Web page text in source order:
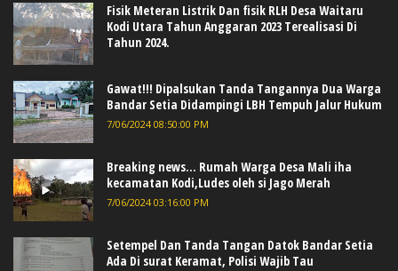
Fisik Meteran Listrik Dan fisik RLH Desa Waitaru
Kodi Utara Tahun Anggaran 2023 Terealisasi Di
Tahun 2024.
Gawat!!! Dipalsukan Tanda Tangannya Dua Warga
Bandar Setia Didampingi LBH Tempuh Jalur Hukum
7/06/2024 08:50:00 PM
Breaking news... Rumah Warga Desa Mali iha
kecamatan Kodi,Ludes oleh si Jago Merah
7/06/2024 03:16:00 PM
Setempel Dan Tanda Tangan Datok Bandar Setia
Ada Di surat Keramat, Polisi Wajib Tau